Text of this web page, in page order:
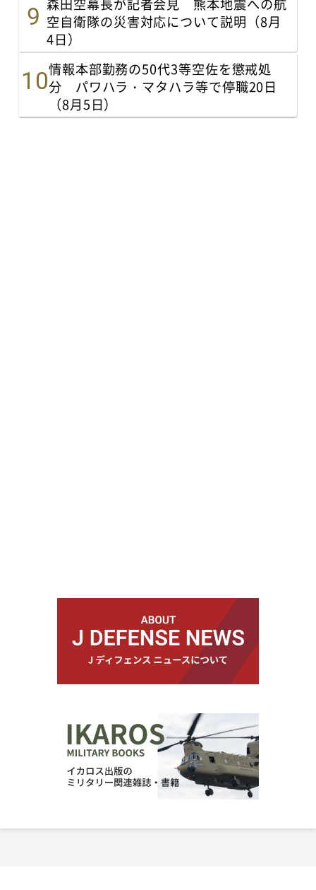
空自衛隊の災害対応について説明（8月
4日）
情報本部勤務の50代3等空佐を懲戒処
分 パワハラ・マタハラ等で停職20日
（8月5日）